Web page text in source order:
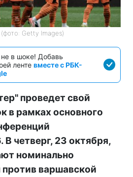
Getty Images)
в шоке! Добавь
ленте вместе с РБК-
проведет свой
в рамках основного
четверг, 23 октября,
номинально
варшавской